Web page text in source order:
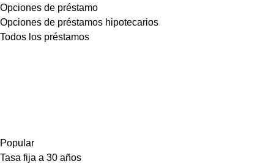
Opciones de préstamo
Opciones de préstamos hipotecarios
Todos los préstamos
Popular
Tasa fija a 30 años